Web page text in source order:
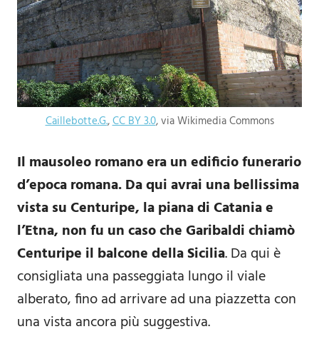
Caillebotte.G.,CC BY 3.0, via Wikimedia Commons
Il mausoleo romano era un edificio funerario
d’epoca romana. Da qui avrai una bellissima
vista su Centuripe, la piana di Catania e
l’Etna, non fu un caso che Garibaldi chiamò
Centuripe il balcone della Sicilia. Da qui è
consigliata una passeggiata lungo il viale
alberato, fino ad arrivare ad una piazzetta con
una vista ancora più suggestiva.